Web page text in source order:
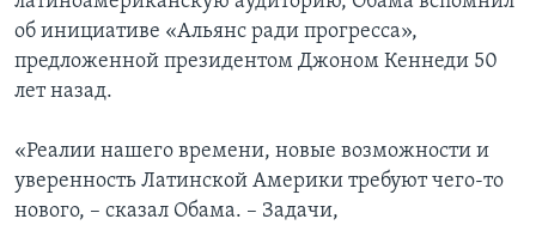
об инициативе «Альянс ради прогресса»,
предложенной президентом Джоном Кеннеди 50
лет назад.
«Реалии нашего времени, новые возможности и
уверенность Латинской Америки требуют чего-то
нового, – сказал Обама. – Задачи,